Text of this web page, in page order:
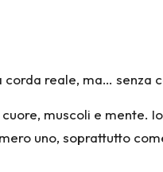
reale, ma… senza
muscoli e mente.
uno, soprattutto